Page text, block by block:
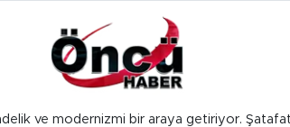
ve modernizmi bir araya getiriyor.